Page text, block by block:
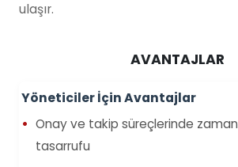
ulaşır.
AVANTAJLAR
Yöneticiler İçin Avantajlar
Onay ve takip süreçlerinde zaman
tasarrufu